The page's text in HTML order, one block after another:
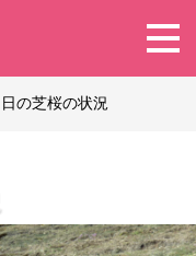
の芝桜の状況